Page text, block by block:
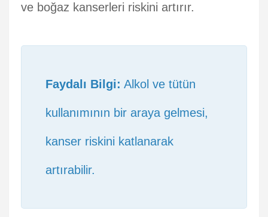
ve boğaz kanserleri riskini artırır.
Faydalı Bilgi: Alkol ve tütün
kullanımının bir araya gelmesi,
kanser riskini katlanarak
artırabilir.